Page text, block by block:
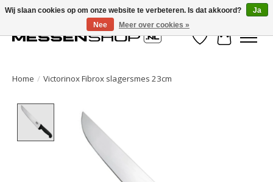
Verlanglijst
Home / Victorinox Fibrox slagersmes 23cm
Product image slideshow Items
Wij slaan cookies op om onze website te verbeteren. Is dat akkoord?
Ja
Nee
Meer over cookies »